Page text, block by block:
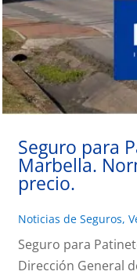
Seguro para
Marbella.
precio.
Noticias de Seguros,
Seguro para
Dirección General